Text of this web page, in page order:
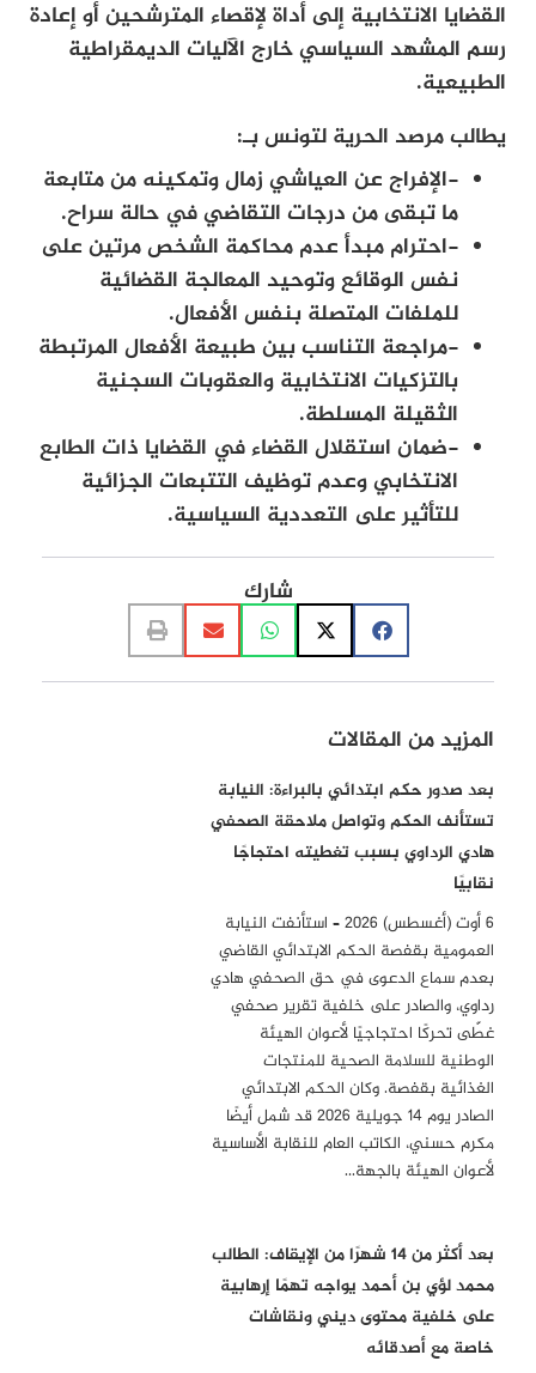
القضايا الانتخابية إلى أداة لإقصاء المترشحين أو إعادة
رسم المشهد السياسي خارج الآليات الديمقراطية
الطبيعية.
يطالب مرصد الحرية لتونس بـ:
-الإفراج عن العياشي زمال وتمكينه من متابعة
ما تبقى من درجات التقاضي في حالة سراح.
-احترام مبدأ عدم محاكمة الشخص مرتين على
نفس الوقائع وتوحيد المعالجة القضائية
للملفات المتصلة بنفس الأفعال.
-مراجعة التناسب بين طبيعة الأفعال المرتبطة
بالتزكيات الانتخابية والعقوبات السجنية
الثقيلة المسلطة.
-ضمان استقلال القضاء في القضايا ذات الطابع
الانتخابي وعدم توظيف التتبعات الجزائية
للتأثير على التعددية السياسية.
شارك
المزيد من المقالات
بعد صدور حكم ابتدائي بالبراءة: النيابة
تستأنف الحكم وتواصل ملاحقة الصحفي
هادي الرداوي بسبب تغطيته احتجاجًا
نقابيًا
6 أوت (أغسطس) 2026 – استأنفت النيابة
العمومية بقفصة الحكم الابتدائي القاضي
بعدم سماع الدعوى في حق الصحفي هادي
رداوي، والصادر على خلفية تقرير صحفي
غطّى تحركًا احتجاجيًا لأعوان الهيئة
الوطنية للسلامة الصحية للمنتجات
الغذائية بقفصة. وكان الحكم الابتدائي
الصادر يوم 14 جويلية 2026 قد شمل أيضًا
مكرم حسني، الكاتب العام للنقابة الأساسية
لأعوان الهيئة بالجهة…
بعد أكثر من 14 شهرًا من الإيقاف: الطالب
محمد لؤي بن أحمد يواجه تهمًا إرهابية
على خلفية محتوى ديني ونقاشات
خاصة مع أصدقائه